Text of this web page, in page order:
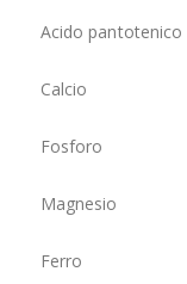
Acido pantotenico
Calcio
Fosforo
Magnesio
Ferro